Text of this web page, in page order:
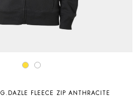
G.DAZLE FLEECE ZIP ANTHRACITE